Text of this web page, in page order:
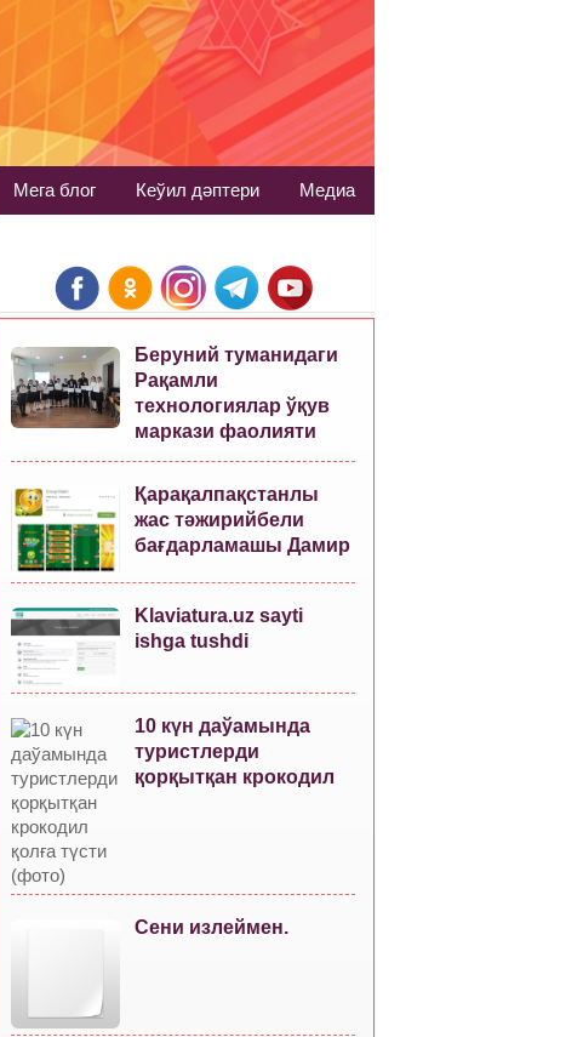
Мега блог Кеўил дәптери Медиа
Беруний туманидаги
Рақамли
технологиялар ўқув
маркази фаолияти
Қарақалпақстанлы
жас тәжирийбели
бағдарламашы Дамир
Klaviatura.uz sayti
ishga tushdi
10 күн даўамында
туристлерди
қорқытқан крокодил
Сени излеймен.